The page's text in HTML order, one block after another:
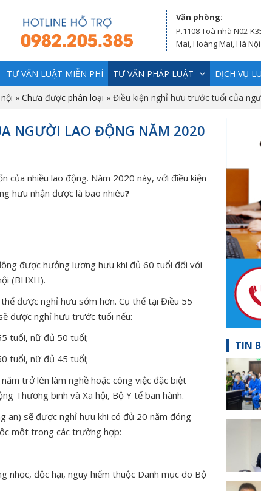
Văn phòng:
P.1108 Toà nhà N02-
Mai, Hoàng Mai, Hà Nội
TƯ VẤN LUẬT MIỄN PHÍ TƯ VẤN PHÁP LUẬT DỊCH VỤ
» Chưa được phân loại » Điều kiện nghỉ hưu trước tuổi của
NGƯỜI LAO ĐỘNG NĂM 2020
của nhiều lao động. Năm 2020 này, với điều kiện
hưu nhận được là bao nhiêu?
được hưởng lương hưu khi đủ 60 tuổi đối với
(BHXH).
được nghỉ hưu sớm hơn. Cụ thể tại Điều 55
được nghỉ hưu trước tuổi nếu:
tuổi, nữ đủ 50 tuổi;
tuổi, nữ đủ 45 tuổi;
trở lên làm nghề hoặc công việc đặc biệt
Thương binh và Xã hội, Bộ Y tế ban hành.
an) sẽ được nghỉ hưu khi có đủ 20 năm đóng
một trong các trường hợp:
nhọc, độc hại, nguy hiểm thuộc Danh mục do Bộ
TIN